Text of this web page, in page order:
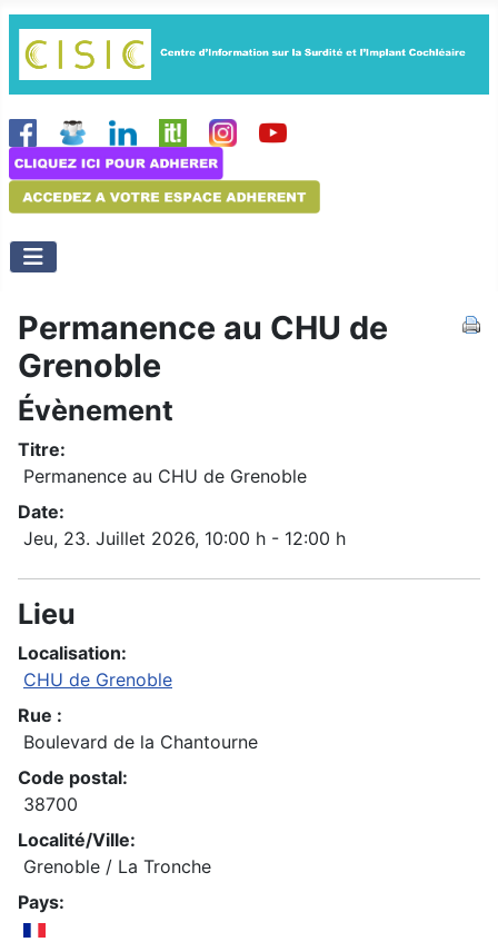
Permanence au CHU de
Grenoble
Évènement
Titre:
Permanence au CHU de Grenoble
Date:
Jeu, 23. Juillet 2026, 10:00 h - 12:00 h
Lieu
Localisation:
CHU de Grenoble
Rue :
Boulevard de la Chantourne
Code postal:
38700
Localité/Ville:
Grenoble / La Tronche
Pays: